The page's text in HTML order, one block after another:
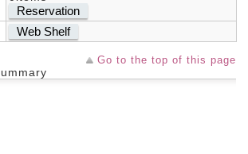
Reservation
Web Shelf
Go to the top of this page